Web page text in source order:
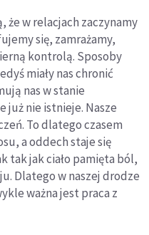
że w relacjach zaczynamy
się, zamrażamy,
kontrolą. Sposoby
miały nas chronić
nas w stanie
już nie istnieje. Nasze
To dlatego czasem
a oddech staje się
tak jak ciało pamięta ból,
Dlatego w naszej drodze
ważna jest praca z